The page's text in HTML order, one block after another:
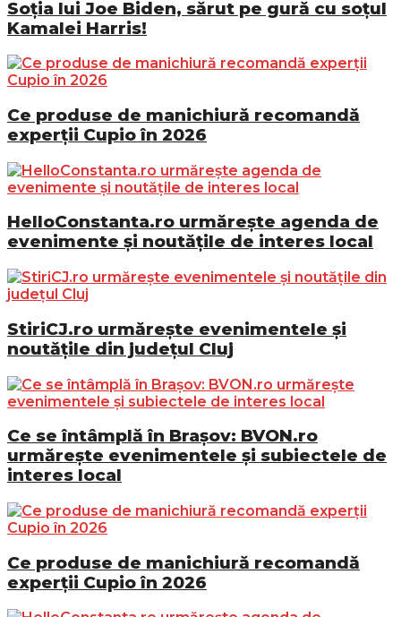
Soția lui Joe Biden, sărut pe gură cu soțul
Kamalei Harris!
Ce produse de manichiură recomandă
experții Cupio în 2026
HelloConstanta.ro urmărește agenda de
evenimente și noutățile de interes local
StiriCJ.ro urmărește evenimentele și
noutățile din județul Cluj
Ce se întâmplă în Brașov: BVON.ro
urmărește evenimentele și subiectele de
interes local
Ce produse de manichiură recomandă
experții Cupio în 2026